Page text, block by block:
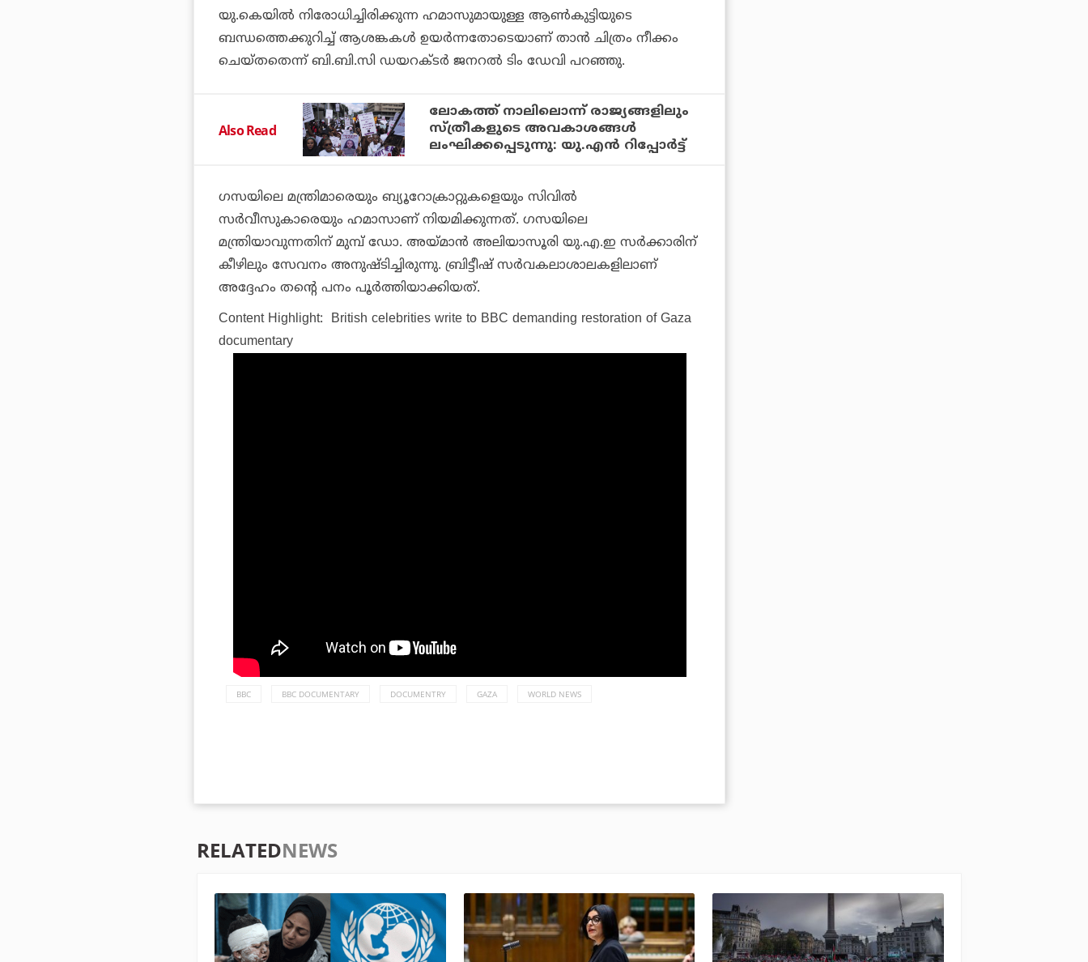
യു.കെയില്‍ നിരോധിച്ചിരിക്കുന്ന ഹമാസുമായുള്ള ആണ്‍കുട്ടിയുടെ
ബന്ധത്തെക്കുറിച്ച് ആശങ്കകള്‍ ഉയര്‍ന്നതോടെയാണ് താന്‍ ചിത്രം നീക്കം
ചെയ്തതെന്ന് ബി.ബി.സി ഡയറക്ടര്‍ ജനറല്‍ ടിം ഡേവി പറഞ്ഞു.
Also Read
ലോകത്ത് നാലിലൊന്ന് രാജ്യങ്ങളിലും
സ്ത്രീകളുടെ അവകാശങ്ങള്‍
ലംഘിക്കപ്പെടുന്നു: യു.എന്‍ റിപ്പോര്‍ട്ട്
ഗസയിലെ മന്ത്രിമാരെയും ബ്യൂറോക്രാറ്റുകളെയും സിവില്‍
സര്‍വീസുകാരെയും ഹമാസാണ് നിയമിക്കുന്നത്. ഗസയിലെ
മന്ത്രിയാവുന്നതിന് മുമ്പ് ഡോ. അയ്മാന്‍ അലിയാസൂരി യു.എ.ഇ സര്‍ക്കാരിന്
കീഴിലും സേവനം അനുഷ്ടിച്ചിരുന്നു. ബ്രിട്ടീഷ് സര്‍വകലാശാലകളിലാണ്
അദ്ദേഹം തന്റെ പനം പൂര്‍ത്തിയാക്കിയത്.
Content Highlight: British celebrities write to BBC demanding restoration of Gaza
documentary
BBC BBC DOCUMENTARY DOCUMENTRY GAZA WORLD NEWS
RELATEDNEWS